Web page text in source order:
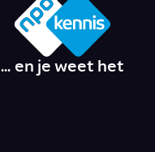
... en je weet het